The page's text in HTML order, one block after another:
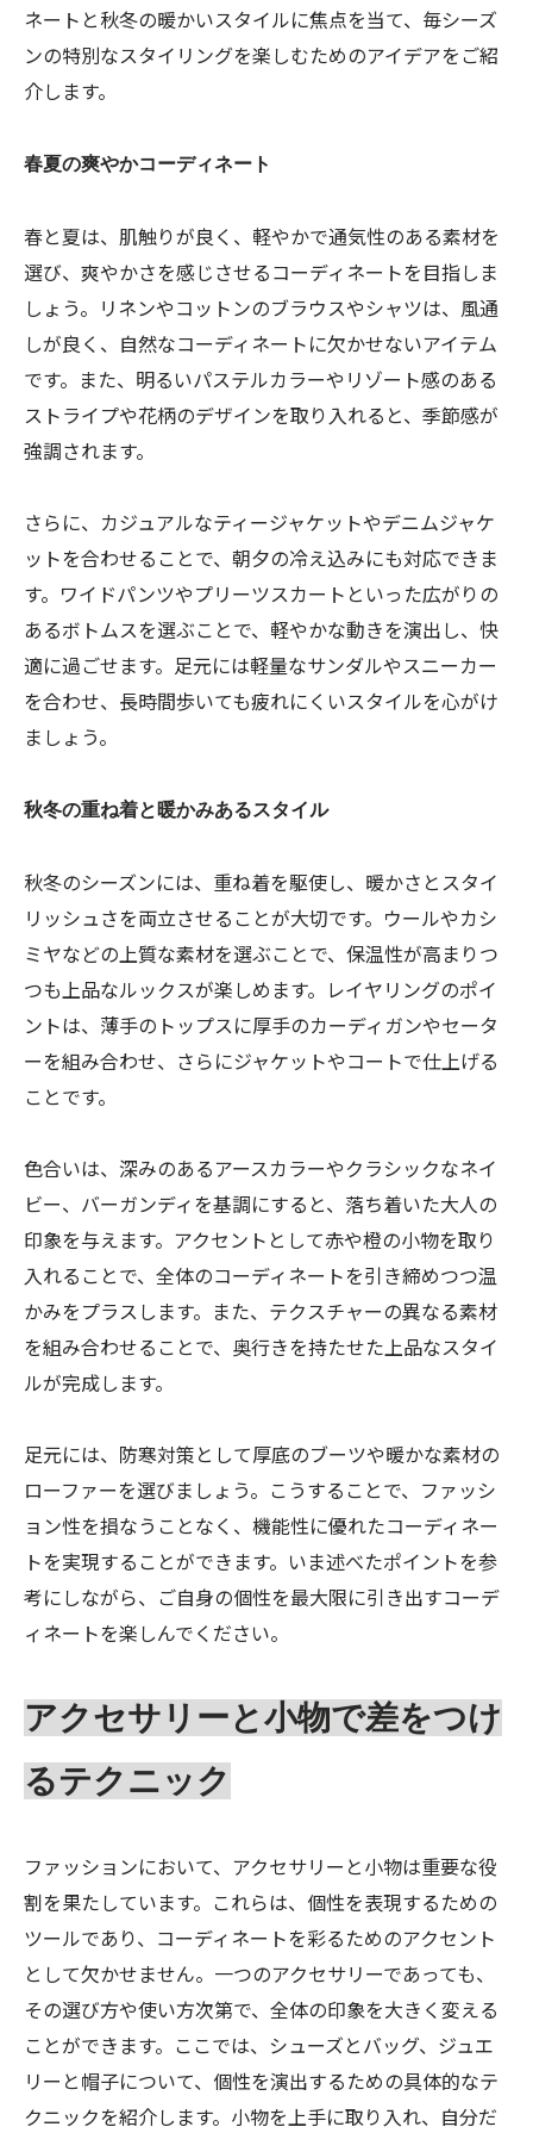
ネートと秋冬の暖かいスタイルに焦点を当て、毎シーズ
ンの特別なスタイリングを楽しむためのアイデアをご紹
介します。
春夏の爽やかコーディネート
春と夏は、肌触りが良く、軽やかで通気性のある素材を
選び、爽やかさを感じさせるコーディネートを目指しま
しょう。リネンやコットンのブラウスやシャツは、風通
しが良く、自然なコーディネートに欠かせないアイテム
です。また、明るいパステルカラーやリゾート感のある
ストライプや花柄のデザインを取り入れると、季節感が
強調されます。
さらに、カジュアルなティージャケットやデニムジャケ
ットを合わせることで、朝夕の冷え込みにも対応できま
す。ワイドパンツやプリーツスカートといった広がりの
あるボトムスを選ぶことで、軽やかな動きを演出し、快
適に過ごせます。足元には軽量なサンダルやスニーカー
を合わせ、長時間歩いても疲れにくいスタイルを心がけ
ましょう。
秋冬の重ね着と暖かみあるスタイル
秋冬のシーズンには、重ね着を駆使し、暖かさとスタイ
リッシュさを両立させることが大切です。ウールやカシ
ミヤなどの上質な素材を選ぶことで、保温性が高まりつ
つも上品なルックスが楽しめます。レイヤリングのポイ
ントは、薄手のトップスに厚手のカーディガンやセータ
ーを組み合わせ、さらにジャケットやコートで仕上げる
ことです。
色合いは、深みのあるアースカラーやクラシックなネイ
ビー、バーガンディを基調にすると、落ち着いた大人の
印象を与えます。アクセントとして赤や橙の小物を取り
入れることで、全体のコーディネートを引き締めつつ温
かみをプラスします。また、テクスチャーの異なる素材
を組み合わせることで、奥行きを持たせた上品なスタイ
ルが完成します。
足元には、防寒対策として厚底のブーツや暖かな素材の
ローファーを選びましょう。こうすることで、ファッシ
ョン性を損なうことなく、機能性に優れたコーディネー
トを実現することができます。いま述べたポイントを参
考にしながら、ご自身の個性を最大限に引き出すコーデ
ィネートを楽しんでください。
アクセサリーと小物で差をつけ
るテクニック
ファッションにおいて、アクセサリーと小物は重要な役
割を果たしています。これらは、個性を表現するための
ツールであり、コーディネートを彩るためのアクセント
として欠かせません。一つのアクセサリーであっても、
その選び方や使い方次第で、全体の印象を大きく変える
ことができます。ここでは、シューズとバッグ、ジュエ
リーと帽子について、個性を演出するための具体的なテ
クニックを紹介します。小物を上手に取り入れ、自分だ